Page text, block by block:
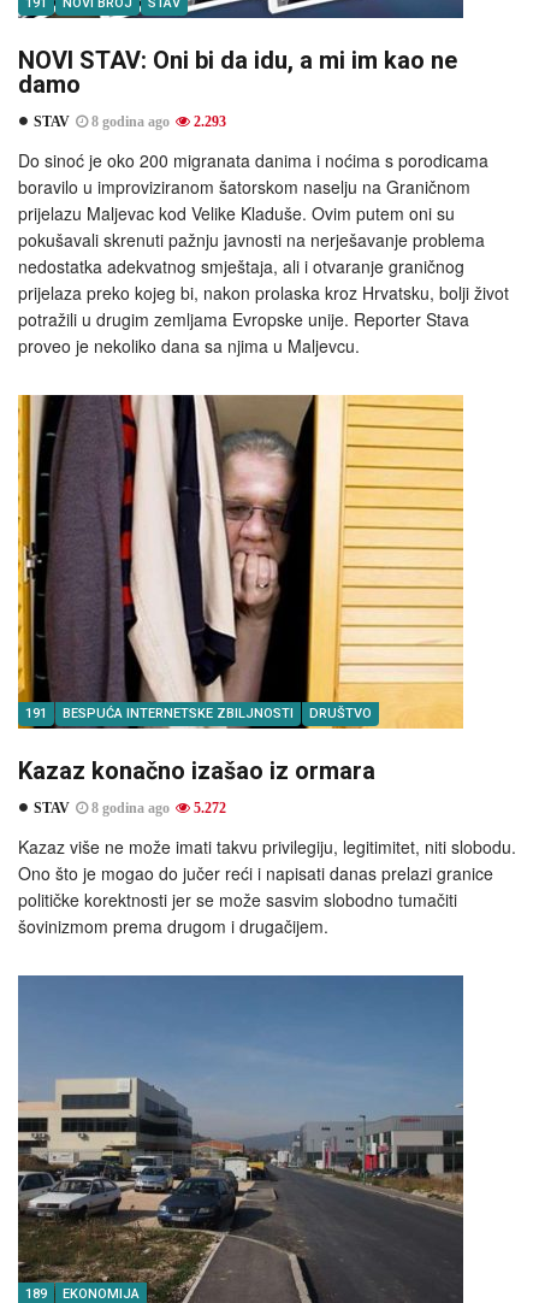
NOVI STAV: Oni bi da idu, a mi im kao ne
damo
STAV 8 godina ago 2.293
Do sinoć je oko 200 migranata danima i noćima s porodicama
boravilo u improviziranom šatorskom naselju na Graničnom
prijelazu Maljevac kod Velike Kladuše. Ovim putem oni su
pokušavali skrenuti pažnju javnosti na nerješavanje problema
nedostatka adekvatnog smještaja, ali i otvaranje graničnog
prijelaza preko kojeg bi, nakon prolaska kroz Hrvatsku, bolji život
potražili u drugim zemljama Evropske unije. Reporter Stava
proveo je nekoliko dana sa njima u Maljevcu.
191 BESPUĆA INTERNETSKE ZBILJNOSTI DRUŠTVO
Kazaz konačno izašao iz ormara
STAV 8 godina ago 5.272
Kazaz više ne može imati takvu privilegiju, legitimitet, niti slobodu.
Ono što je mogao do jučer reći i napisati danas prelazi granice
političke korektnosti jer se može sasvim slobodno tumačiti
šovinizmom prema drugom i drugačijem.
189 EKONOMIJA